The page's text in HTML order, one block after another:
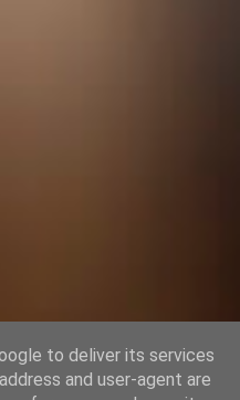
to deliver its services
and user-agent are